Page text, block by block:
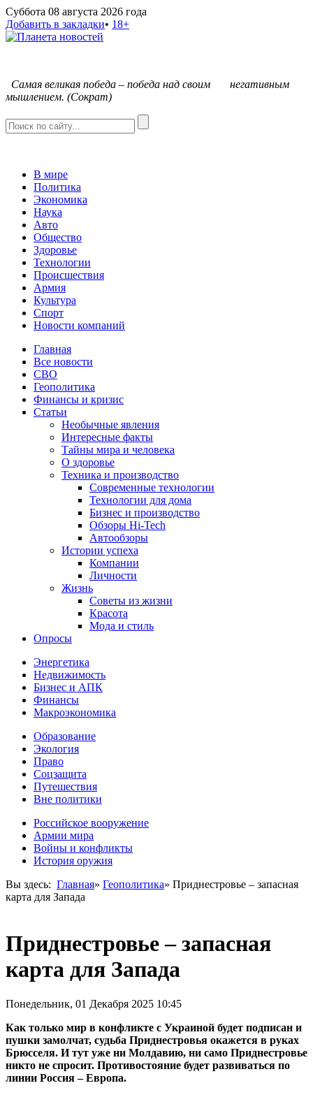
Суббота 08 августа 2026 года
Добавить в закладки• 18+
Самая великая победа – победа над своим негативным
мышлением. (Сократ)
В мире
Политика
Экономика
Наука
Авто
Общество
Здоровье
Технологии
Происшествия
Армия
Культура
Спорт
Новости компаний
Главная
Все новости
СВО
Геополитика
Финансы и кризис
Статьи
Необычные явления
Интересные факты
Тайны мира и человека
О здоровье
Техника и производство
Современные технологии
Технологии для дома
Бизнес и производство
Обзоры Hi-Tech
Автообзоры
Истории успеха
Компании
Личности
Жизнь
Советы из жизни
Красота
Мода и стиль
Опросы
Энергетика
Недвижимость
Бизнес и АПК
Финансы
Макроэкономика
Образование
Экология
Право
Соцзащита
Путешествия
Вне политики
Российское вооружение
Армии мира
Войны и конфликты
История оружия
Вы здесь: Главная» Геополитика» Приднестровье – запасная
карта для Запада
Приднестровье – запасная
карта для Запада
Понедельник, 01 Декабря 2025 10:45
Как только мир в конфликте с Украиной будет подписан и
пушки замолчат, судьба Приднестровья окажется в руках
Брюсселя. И тут уже ни Молдавию, ни само Приднестровье
никто не спросит. Противостояние будет развиваться по
линии Россия – Европа.